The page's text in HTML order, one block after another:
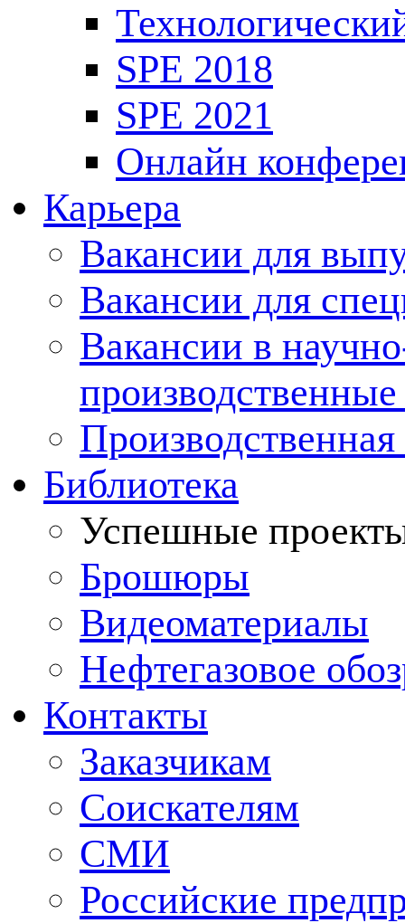
SPE 2018
SPE 2021
Онлайн
Карьера
Вакансии для
Вакансии для
Вакансии в
Производственная
Библиотека
Успешные
Брошюры
Видеоматериалы
Нефтегазовое
Контакты
Заказчикам
Соискателям
СМИ
Российские